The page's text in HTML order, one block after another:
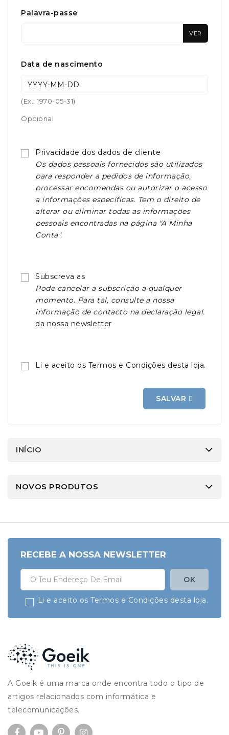
Palavra-passe
VER
Data de nascimento
(Ex.: 1970-05-31)
Opcional
Privacidade dos dados de cliente
Os dados pessoais fornecidos são utilizados
para responder a pedidos de informação,
processar encomendas ou autorizar o acesso
a informações específicas. Tem o direito de
alterar ou eliminar todas as informações
pessoais encontradas na página "A Minha
Conta".
Subscreva as
Pode cancelar a subscrição a qualquer
momento. Para tal, consulte a nossa
informação de contacto na declaração legal.
da nossa newsletter
Li e aceito os Termos e Condições desta loja.
SALVAR 
INÍCIO
NOVOS PRODUTOS
RECEBE A NOSSA NEWSLETTER
Li e aceito os Termos e Condições desta loja.
A Goeik é uma marca onde encontra todo o tipo de
artigos relacionados com informática e
telecomunicações.